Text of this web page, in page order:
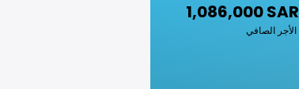
1,086,000 SAR
الأجر الصافي